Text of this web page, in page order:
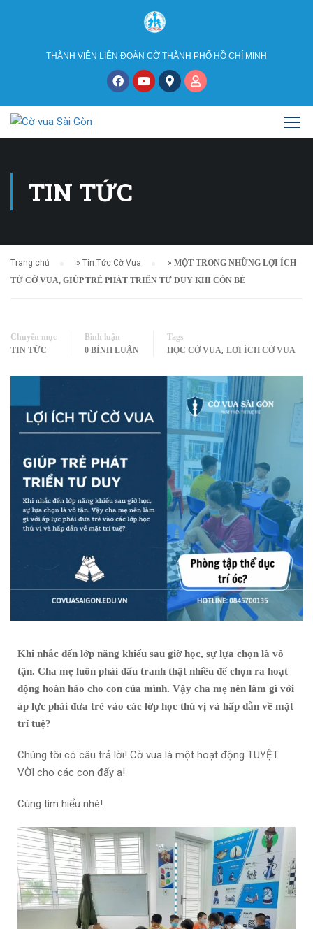
THÀNH VIÊN LIÊN ĐOÀN CỜ THÀNH PHỐ HỒ CHÍ MINH
TIN TỨC
Trang chủ » Tin Tức Cờ Vua » MỘT TRONG NHỮNG LỢI ÍCH
TỪ CỜ VUA, GIÚP TRẺ PHÁT TRIỂN TƯ DUY KHI CÒN BÉ
Chuyên mục
TIN TỨC
Bình luận
0 BÌNH LUẬN
Tags
HỌC CỜ VUA, LỢI ÍCH CỜ VUA
Khi nhắc đến lớp năng khiếu sau giờ học, sự lựa chọn là vô
tận. Cha mẹ luôn phải đấu tranh thật nhiều để chọn ra hoạt
động hoàn hảo cho con của mình. Vậy cha mẹ nên làm gì với
áp lực phải đưa trẻ vào các lớp học thú vị và hấp dẫn về mặt
trí tuệ?
Chúng tôi có câu trả lời! Cờ vua là một hoạt động TUYỆT
VỜI cho các con đấy ạ!
Cùng tìm hiểu nhé!